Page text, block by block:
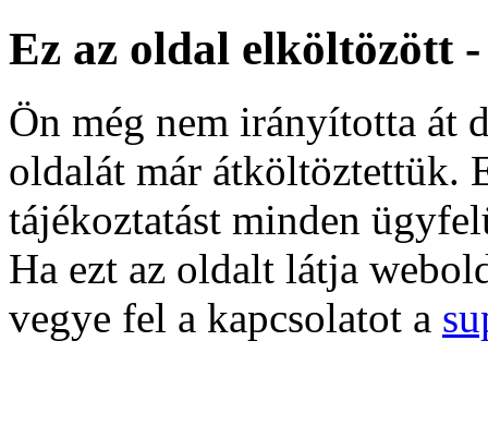
Ez az oldal elköltözött -
Ön még nem irányította át
oldalát már átköltöztettük.
tájékoztatást minden
Ha ezt az oldalt látja
vegye fel a kapcsolatot a